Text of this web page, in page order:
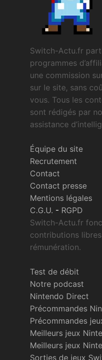
Switch-Actu.fr
programmes
une commission
sur le site, sans
vous. Tous les
sont rédigés par
assistance
Équipe du site
Recrutement
Contact
Contact presse
Mentions légales
C.G.U. - RGPD
Switch-Actu.fr
contributions
rémunération.
Test de débit
Notre podcast
Nintendo Direct
Précommandes
Précommandes
Meilleurs jeux
Meilleurs jeux
Sorties de jeux